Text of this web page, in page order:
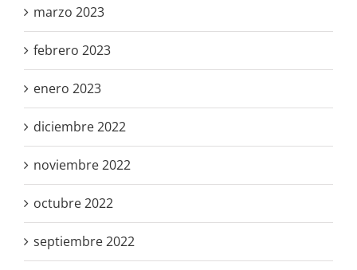
marzo 2023
febrero 2023
enero 2023
diciembre 2022
noviembre 2022
octubre 2022
septiembre 2022